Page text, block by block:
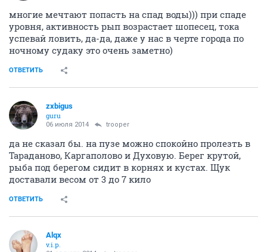
многие мечтают попасть на спад воды))) при спаде
уровня, активность рып возрастает шопесец, тока
успевай ловить, да-да, даже у нас в черте города по
ночному судаку это очень заметно)
ОТВЕТИТЬ
zxbigus
guru
06 июля 2014 trooper
да не сказал бы. на пузе можно спокойно пролезть в
Тараданово, Каргаполово и Духовую. Берег крутой,
рыба под берегом сидит в корнях и кустах. Щук
доставали весом от 3 до 7 кило
ОТВЕТИТЬ
Alqx
v.i.p.